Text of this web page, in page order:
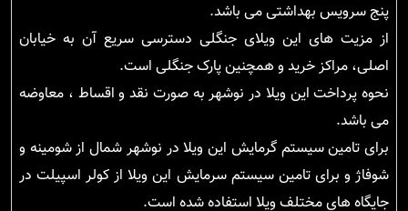
پنج سرویس بهداشتی می باشد.
از مزیت های این ویلای جنگلی دسترسی سریع آن به خیابان
اصلی، مراکز خرید و همچنین پارک جنگلی است.
نحوه پرداخت این ویلا در نوشهر به صورت نقد و اقساط ، معاوضه
می باشد.
برای تامین سیستم گرمایش این ویلا در نوشهر شمال از شومینه و
شوفاژ و برای تامین سیستم سرمایش این ویلا از کولر اسپیلت در
جایگاه های مختلف ویلا استفاده شده است.